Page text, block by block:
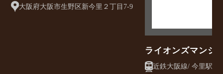
大阪府大阪市生野区新今里２丁目7-9
ライオンズマンシ